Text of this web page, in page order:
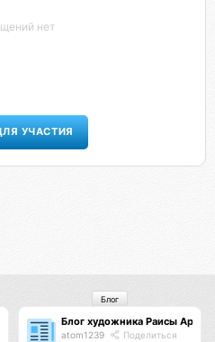
нет
УЧАСТИЯ
Блог художника Раисы
atom1239 Поделиться
Блог